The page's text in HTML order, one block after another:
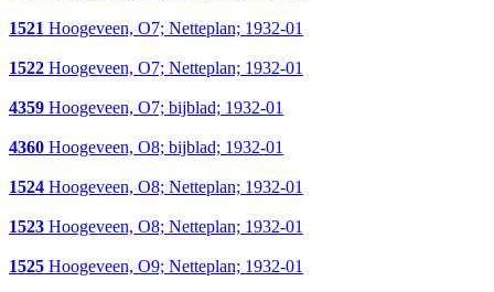
1521 Hoogeveen, O7; Netteplan; 1932-01
1522 Hoogeveen, O7; Netteplan; 1932-01
4359 Hoogeveen, O7; bijblad; 1932-01
4360 Hoogeveen, O8; bijblad; 1932-01
1524 Hoogeveen, O8; Netteplan; 1932-01
1523 Hoogeveen, O8; Netteplan; 1932-01
1525 Hoogeveen, O9; Netteplan; 1932-01